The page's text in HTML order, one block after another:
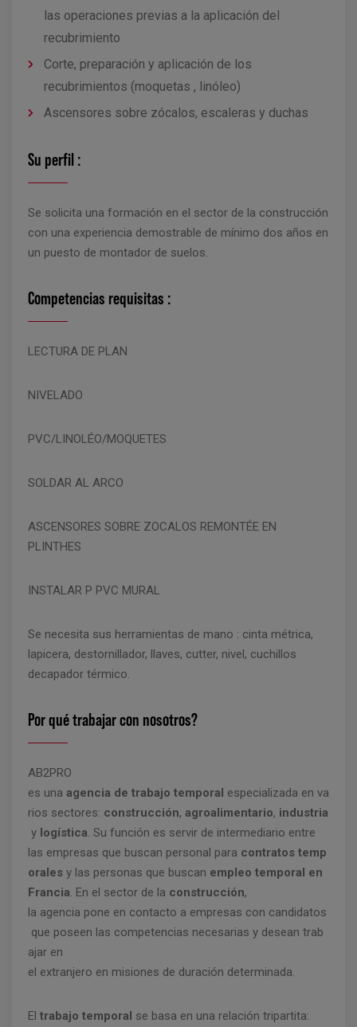
las operaciones previas a la aplicación del
recubrimiento
Corte, preparación y aplicación de los
recubrimientos (moquetas , linóleo)
Ascensores sobre zócalos, escaleras y duchas
Su perfil :
Se solicita una formación en el sector de la construcción
con una experiencia demostrable de mínimo dos años en
un puesto de montador de suelos.
Competencias requisitas :
LECTURA DE PLAN
NIVELADO
PVC/LINOLÉO/MOQUETES
SOLDAR AL ARCO
ASCENSORES SOBRE ZOCALOS REMONTÉE EN
PLINTHES
INSTALAR P PVC MURAL
Se necesita sus herramientas de mano : cinta métrica,
lapicera, destornillador, llaves, cutter, nivel, cuchillos
decapador térmico.
Por qué trabajar con nosotros?
AB2PRO
es una agencia de trabajo temporal especializada en va
rios sectores: construcción, agroalimentario, industria
y logística. Su función es servir de intermediario entre
las empresas que buscan personal para contratos temp
orales y las personas que buscan empleo temporal en
Francia. En el sector de la construcción,
la agencia pone en contacto a empresas con candidatos
que poseen las competencias necesarias y desean trab
ajar en
el extranjero en misiones de duración determinada.
El trabajo temporal se basa en una relación tripartita: